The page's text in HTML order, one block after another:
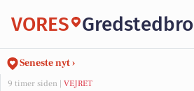
VORES Gredstedbro
Seneste nyt ›
9 timer siden | VEJRET